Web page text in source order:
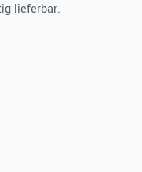
lieferbar.